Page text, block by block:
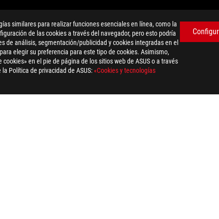
similares para realizar funciones esenciales en línea, como la
de las cookies a través del navegador, pero esto podría
de análisis, segmentación/publicidad y cookies integradas en el
elegir su preferencia para este tipo de cookies. Asimismo,
en el pie de página de los sitios web de ASUS o a través
Política de privacidad de ASUS:«Cookies y tecnologías
Intel Inside Logo, Intel Viiv, Intel vPro, Itanium, Itanium Inside,
países.
Recomendamos que compruebes las especificaciones
la configuración del monitor. Aunque en el momento de la
basadas en rendimiento teórico. El rendimiento final puede